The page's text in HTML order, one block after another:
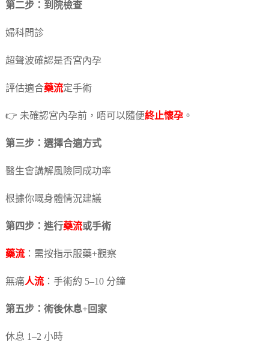
第二步：到院檢查
婦科問診
超聲波確認是否宮內孕
評估適合藥流定手術
👉 未確認宮內孕前，唔可以隨便終止懷孕。
第三步：選擇合適方式
醫生會講解風險同成功率
根據你嘅身體情況建議
第四步：進行藥流或手術
藥流：需按指示服藥+觀察
無痛人流：手術約 5–10 分鐘
第五步：術後休息+回家
休息 1–2 小時